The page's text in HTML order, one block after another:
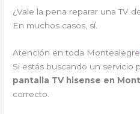
¿Vale la pena reparar una TV
En muchos casos, sí.
Atención en toda Montealegre
Si estás buscando un servicio
pantalla TV hisense en
correcto.